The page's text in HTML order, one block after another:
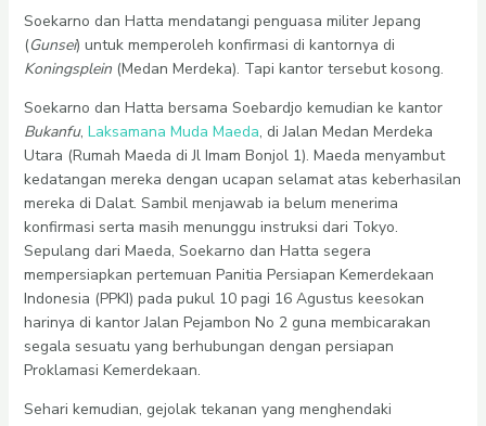
Soekarno dan Hatta mendatangi penguasa militer Jepang
(Gunsei) untuk memperoleh konfirmasi di kantornya di
Koningsplein(Medan Merdeka). Tapi kantor tersebut kosong.
Soekarno dan Hatta bersama Soebardjo kemudian ke kantor
Bukanfu, Laksamana Muda Maeda, di Jalan Medan Merdeka
Utara (Rumah Maeda di Jl Imam Bonjol 1). Maeda menyambut
kedatangan mereka dengan ucapan selamat atas keberhasilan
mereka di Dalat. Sambil menjawab ia belum menerima
konfirmasi serta masih menunggu instruksi dari Tokyo.
Sepulang dari Maeda, Soekarno dan Hatta segera
mempersiapkan pertemuan Panitia Persiapan Kemerdekaan
Indonesia (PPKI) pada pukul 10 pagi 16 Agustus keesokan
harinya di kantor Jalan Pejambon No 2 guna membicarakan
segala sesuatu yang berhubungan dengan persiapan
Proklamasi Kemerdekaan.
Sehari kemudian, gejolak tekanan yang menghendaki